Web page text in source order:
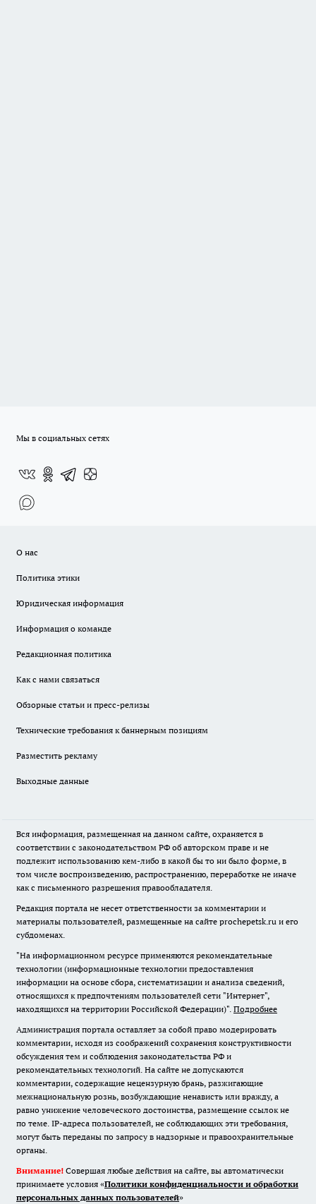
Мы в социальных сетях
О нас
Политика этики
Юридическая информация
Информация о команде
Редакционная политика
Как с нами связаться
Обзорные статьи и пресс-релизы
Технические требования к баннерным позициям
Разместить рекламу
Выходные данные
Вся информация, размещенная на данном сайте, охраняется в
соответствии с законодательством РФ об авторском праве и не
подлежит использованию кем-либо в какой бы то ни было форме, в
том числе воспроизведению, распространению, переработке не иначе
как с письменного разрешения правообладателя.
Редакция портала не несет ответственности за комментарии и
материалы пользователей, размещенные на сайте prochepetsk.ru и его
субдоменах.
"На информационном ресурсе применяются рекомендательные
технологии (информационные технологии предоставления
информации на основе сбора, систематизации и анализа сведений,
относящихся к предпочтениям пользователей сети "Интернет",
находящихся на территории Российской Федерации)". Подробнее
Администрация портала оставляет за собой право модерировать
комментарии, исходя из соображений сохранения конструктивности
обсуждения тем и соблюдения законодательства РФ и
рекомендательных технологий. На сайте не допускаются
комментарии, содержащие нецензурную брань, разжигающие
межнациональную рознь, возбуждающие ненависть или вражду, а
равно унижение человеческого достоинства, размещение ссылок не
по теме. IP-адреса пользователей, не соблюдающих эти требования,
могут быть переданы по запросу в надзорные и правоохранительные
органы.
Внимание! Совершая любые действия на сайте, вы автоматически
принимаете условия «Политики конфиденциальности и обработки
персональных данных пользователей»